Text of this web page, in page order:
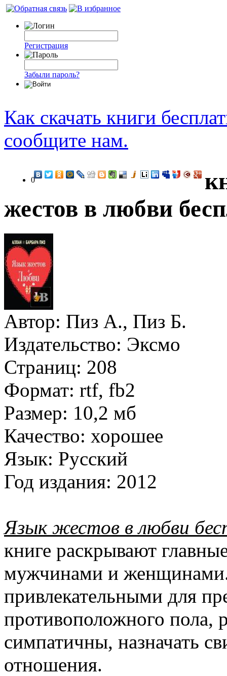
Регистрация
Забыли пароль?
Как скачать книги
сообщите нам.
0
жестов в любви
Автор: Пиз А., Пиз Б.
Издательство: Эксмо
Страниц: 208
Формат: rtf, fb2
Размер: 10,2 мб
Качество: хорошее
Язык: Русский
Год издания: 2012
Язык жестов в любви
книге раскрывают
мужчинами и
привлекательными для
противоположного пола,
симпатичны, назначать
отношения.